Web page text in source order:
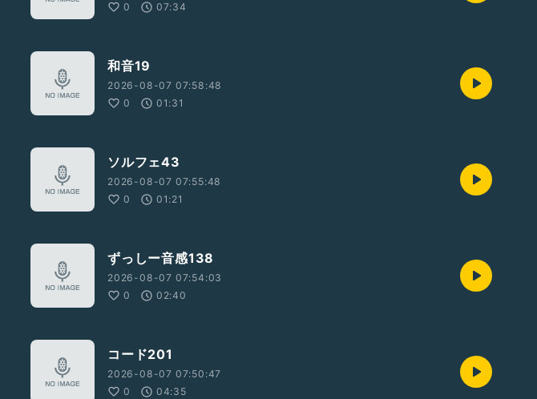
0
07:34
和音19
2026-08-07 07:58:48
0
01:31
ソルフェ43
2026-08-07 07:55:48
0
01:21
ずっしー音感138
2026-08-07 07:54:03
0
02:40
コード201
2026-08-07 07:50:47
0
04:35